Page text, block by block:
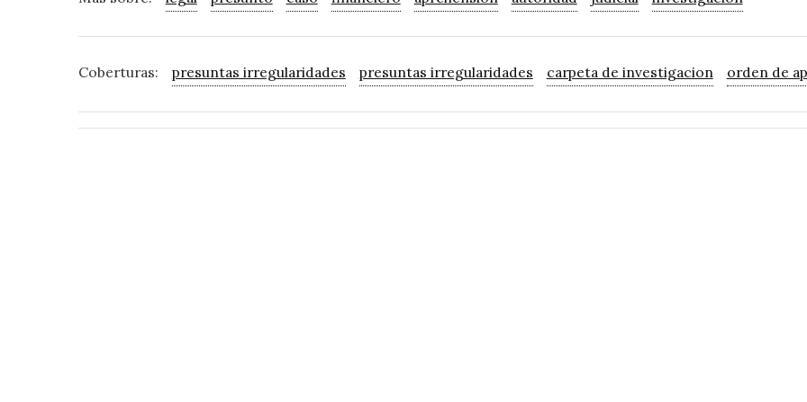
Coberturas: presuntas irregularidades presuntas irregularidades carpeta de investigacion orden de